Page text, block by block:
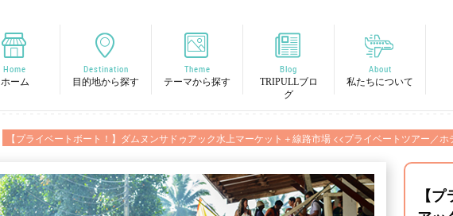
Home
ホーム
Destination
目的地から探す
Theme
テーマから探す
Blog
TRIPULLブロ
グ
About
私たちについて
【プライベートボート！】ダムヌンサドゥアック水上マーケット＋線路市場 <<プライベートツアー／ホ
【